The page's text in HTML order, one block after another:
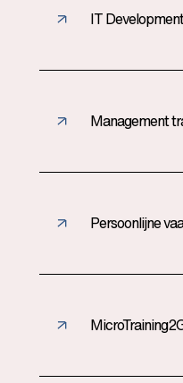
IT
Management
Persoonlijne